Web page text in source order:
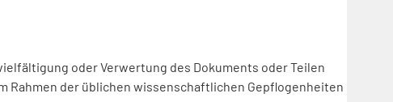
oder Verwertung des Dokuments oder Teilen
Rahmen der üblichen wissenschaftlichen Gepflogenheiten